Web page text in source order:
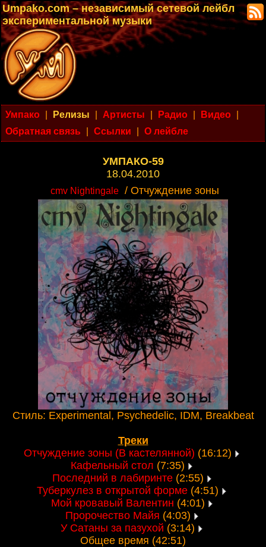
Umpako.com – независимый сетевой лейбл
экспериментальной музыки
Умпако Релизы Артисты Радио Видео
Обратная связь
Ссылки О лейбле
УМПАКО-59
18.04.2010
cmv Nightingale / Отчуждение зоны
Стиль: Experimental, Psychedelic, IDM, Breakbeat
Треки
Отчуждение зоны (В кастелянной) (16:12)
Кафельный стол (7:35)
Последний в лабиринте(2:55)
Туберкулез в открытой форме (4:51)
Мой кровавый Валентин (4:01)
Пророчество Майя (4:03)
У Сатаны за пазухой (3:14)
Общее время (42:51)